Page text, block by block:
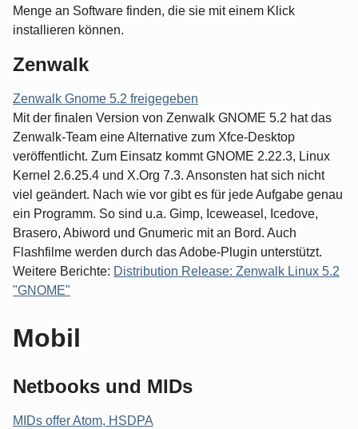
Menge an Software finden, die sie mit einem Klick
installieren können.
Zenwalk
Zenwalk Gnome 5.2 freigegeben
Mit der finalen Version von Zenwalk GNOME 5.2 hat das
Zenwalk-Team eine Alternative zum Xfce-Desktop
veröffentlicht. Zum Einsatz kommt GNOME 2.22.3, Linux
Kernel 2.6.25.4 und X.Org 7.3. Ansonsten hat sich nicht
viel geändert. Nach wie vor gibt es für jede Aufgabe genau
ein Programm. So sind u.a. Gimp, Iceweasel, Icedove,
Brasero, Abiword und Gnumeric mit an Bord. Auch
Flashfilme werden durch das Adobe-Plugin unterstützt.
Weitere Berichte: Distribution Release: Zenwalk Linux 5.2
"GNOME"
Mobil
Netbooks und MIDs
MIDs offer Atom, HSDPA